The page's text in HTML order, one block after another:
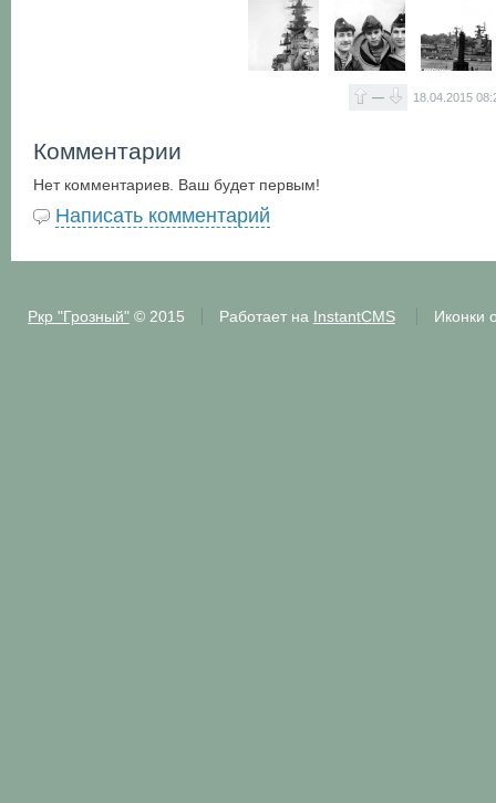
— 18.04.2015
Комментарии
Нет комментариев. Ваш будет первым!
Написать комментарий
Ркр "Грозный"© 2015 Работает на InstantCMS Иконки